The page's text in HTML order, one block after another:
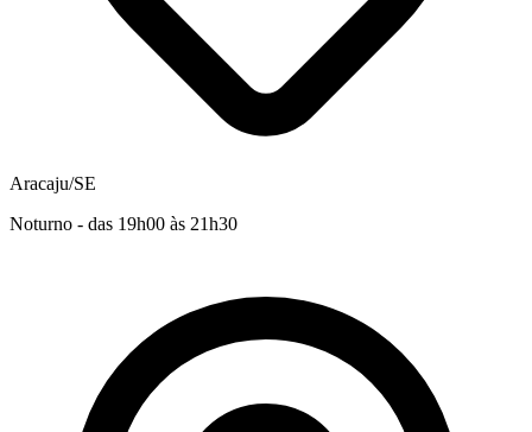
Aracaju/SE
Noturno - das 19h00 às 21h30